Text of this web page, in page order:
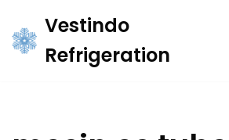
Skip
Vestindo
Refrigeration